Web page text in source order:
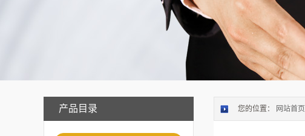
产品目录 您的位置： 网站首页